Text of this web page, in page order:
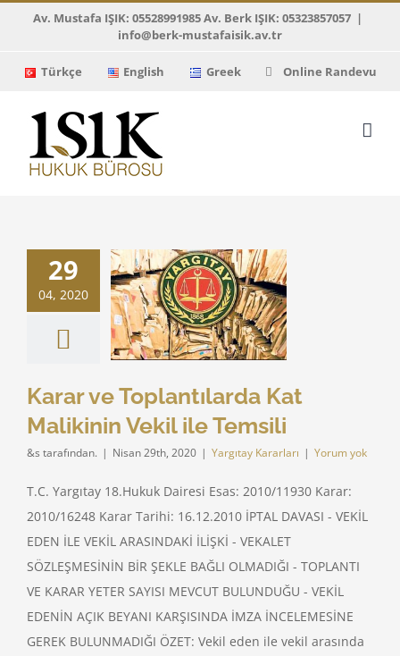
Av. Mustafa IŞIK: 05528991985 Av. Berk IŞIK: 05323857057 |
info@berk-mustafaisik.av.tr
Türkçe English Greek Online Randevu
29
04, 2020
Toplantılarda
Vekil ile
Karar ve Toplantılarda Kat
Malikinin Vekil ile Temsili
&s tarafından. | Nisan 29th, 2020 | Yargıtay Kararları | Yorum yok
T.C. Yargıtay 18.Hukuk Dairesi Esas: 2010/11930 Karar:
2010/16248 Karar Tarihi: 16.12.2010 İPTAL DAVASI - VEKİL
EDEN İLE VEKİL ARASINDAKİ İLİŞKİ - VEKALET
SÖZLEŞMESİNİN BİR ŞEKLE BAĞLI OLMADIĞI - TOPLANTI
VE KARAR YETER SAYISI MEVCUT BULUNDUĞU - VEKİL
EDENİN AÇIK BEYANI KARŞISINDA İMZA İNCELEMESİNE
GEREK BULUNMADIĞI ÖZET: Vekil eden ile vekil arasında